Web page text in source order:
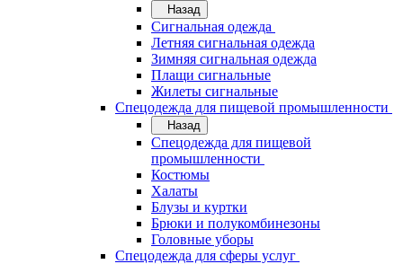
Назад
Сигнальная одежда
Летняя сигнальная одежда
Зимняя сигнальная одежда
Плащи сигнальные
Жилеты сигнальные
Спецодежда для пищевой промышленности
Назад
Спецодежда для пищевой
промышленности
Костюмы
Халаты
Блузы и куртки
Брюки и полукомбинезоны
Головные уборы
Спецодежда для сферы услуг